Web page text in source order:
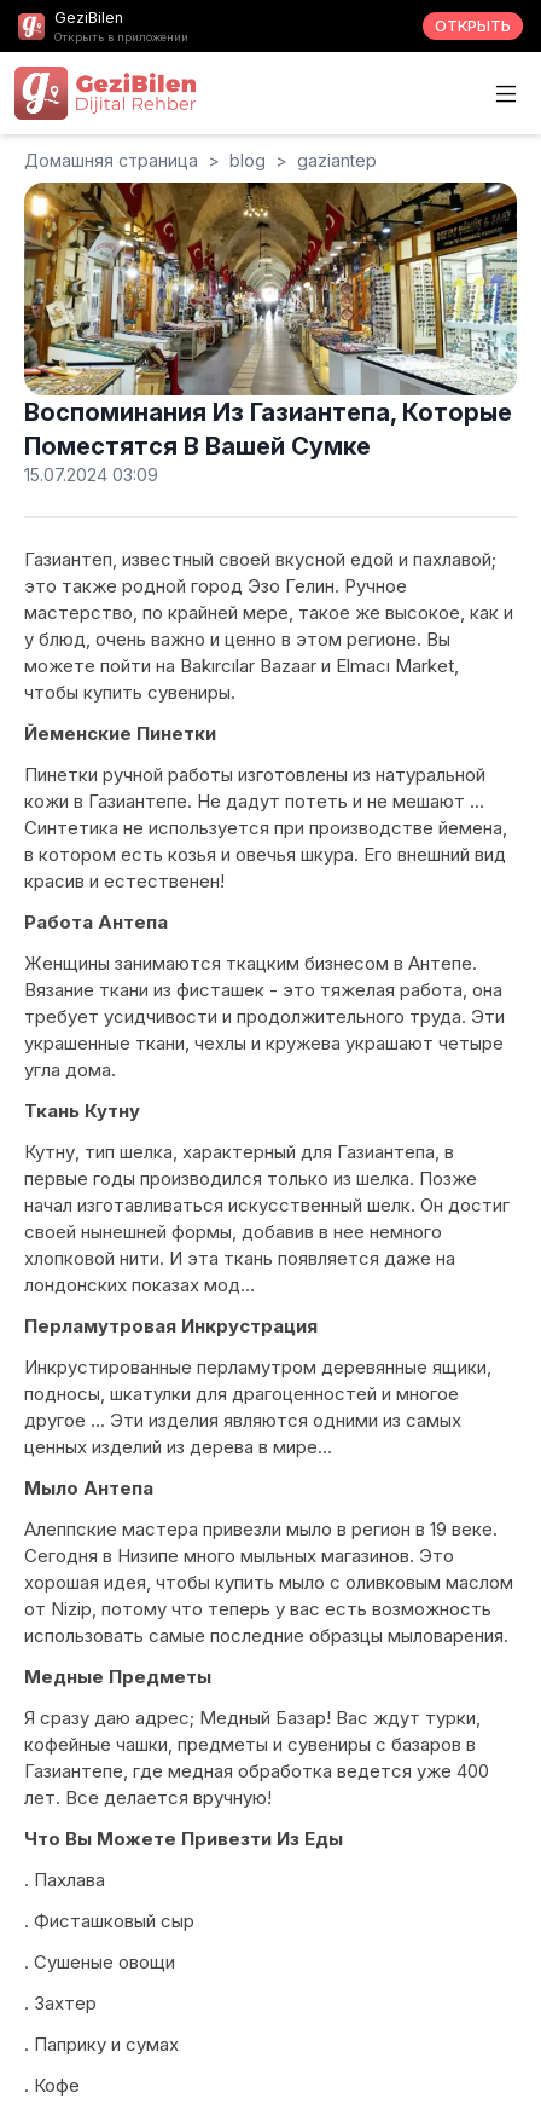
GeziBilen
Открыть в приложении
ОТКРЫТЬ
Домашняя страница > blog > gaziantep
Воспоминания Из Газиантепа, Которые
Поместятся В Вашей Сумке
15.07.2024 03:09
Газиантеп, известный своей вкусной едой и пахлавой;
это также родной город Эзо Гелин. Ручное
мастерство, по крайней мере, такое же высокое, как и
у блюд, очень важно и ценно в этом регионе. Вы
можете пойти на Bakırcılar Bazaar и Elmacı Market,
чтобы купить сувениры.
Йеменские Пинетки
Пинетки ручной работы изготовлены из натуральной
кожи в Газиантепе. Не дадут потеть и не мешают ...
Синтетика не используется при производстве йемена,
в котором есть козья и овечья шкура. Его внешний вид
красив и естественен!
Работа Антепа
Женщины занимаются ткацким бизнесом в Антепе.
Вязание ткани из фисташек - это тяжелая работа, она
требует усидчивости и продолжительного труда. Эти
украшенные ткани, чехлы и кружева украшают четыре
угла дома.
Ткань Кутну
Кутну, тип шелка, характерный для Газиантепа, в
первые годы производился только из шелка. Позже
начал изготавливаться искусственный шелк. Он достиг
своей нынешней формы, добавив в нее немного
хлопковой нити. И эта ткань появляется даже на
лондонских показах мод…
Перламутровая Инкрустрация
Инкрустированные перламутром деревянные ящики,
подносы, шкатулки для драгоценностей и многое
другое ... Эти изделия являются одними из самых
ценных изделий из дерева в мире…
Мыло Антепа
Алеппские мастера привезли мыло в регион в 19 веке.
Сегодня в Низипе много мыльных магазинов. Это
хорошая идея, чтобы купить мыло с оливковым маслом
от Nizip, потому что теперь у вас есть возможность
использовать самые последние образцы мыловарения.
Медные Предметы
Я сразу даю адрес; Медный Базар! Вас ждут турки,
кофейные чашки, предметы и сувениры с базаров в
Газиантепе, где медная обработка ведется уже 400
лет. Все делается вручную!
Что Вы Можете Привезти Из Еды
. Пахлава
. Фисташковый сыр
. Сушеные овощи
. Захтер
. Паприку и сумах
. Кофе